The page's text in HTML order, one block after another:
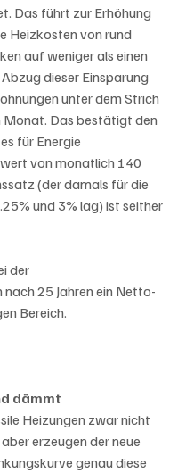
Das führt zur Erhöhung
Heizkosten von rund
auf weniger als einen
dieser Einsparung
unter dem Strich
Monat. Das bestätigt den
für Energie
von monatlich 140
(der damals für die
und 3% lag) ist seither
der
25 Jahren ein Netto-
Bereich.
dämmt
Heizungen zwar nicht
erzeugen der neue
genau diese